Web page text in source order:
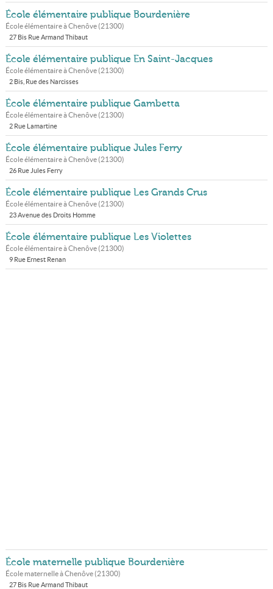
École élémentaire publique Bourdenière
École élémentaire àChenôve(21300)
27 Bis Rue Armand Thibaut
École élémentaire publique En Saint-Jacques
École élémentaire àChenôve(21300)
2 Bis, Rue des Narcisses
École élémentaire publique Gambetta
École élémentaire àChenôve(21300)
2 Rue Lamartine
École élémentaire publique Jules Ferry
École élémentaire àChenôve(21300)
26 Rue Jules Ferry
École élémentaire publique Les Grands Crus
École élémentaire àChenôve(21300)
23 Avenue des Droits Homme
École élémentaire publique Les Violettes
École élémentaire àChenôve(21300)
9 Rue Ernest Renan
École maternelle publique Bourdenière
École maternelle àChenôve(21300)
27 Bis Rue Armand Thibaut